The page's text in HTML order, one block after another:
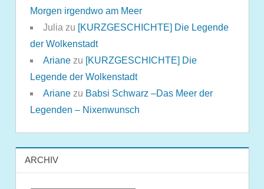
Morgen irgendwo am Meer
Julia zu [KURZGESCHICHTE] Die Legende
der Wolkenstadt
Arianezu [KURZGESCHICHTE] Die
Legende der Wolkenstadt
Arianezu Babsi Schwarz –Das Meer der
Legenden – Nixenwunsch
ARCHIV